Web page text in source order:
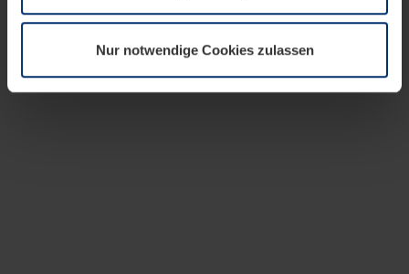
wir Ihre Erlaubnis. Ihre Einwilligung können Sie jederzeit
Datenschutzerklärungunserer Website ändern oder
widerrufen.
Nur notwendige Cookies zulassen